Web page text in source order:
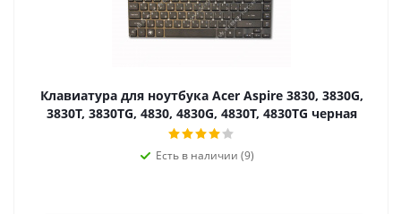
Клавиатура для ноутбука Acer Aspire 3830, 3830G,
3830T, 3830TG, 4830, 4830G, 4830T, 4830TG черная
Есть в наличии (9)